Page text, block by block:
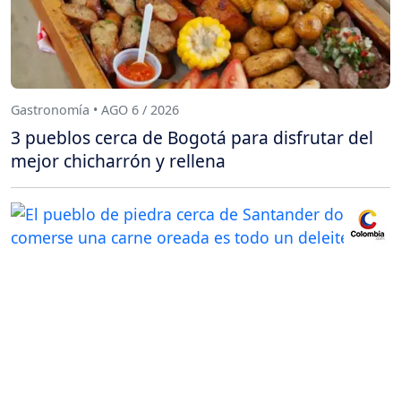
Gastronomía • AGO 6 / 2026
3 pueblos cerca de Bogotá para disfrutar del
mejor chicharrón y rellena